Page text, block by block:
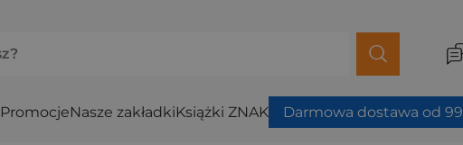
PromocjeNasze zakładkiKsiążki ZNAK Darmowa dostawa od 99